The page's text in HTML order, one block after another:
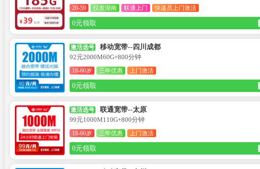
20-59 仅发湖南 联通上门 快递员上门激活
0元领取
激活选号
移动宽带--四川成都
92元2000M60G+800分钟
18-60岁 三年优惠 上门激活
0元领取
激活选号
联通宽带--太原
99元1000M110G+800分钟
18-60岁 三年优惠 上门激活
0元领取